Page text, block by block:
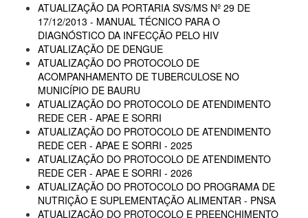
ATUALIZAÇÃO DA PORTARIA SVS/MS Nº 29 DE
17/12/2013 - MANUAL TÉCNICO PARA O
DIAGNÓSTICO DA INFECÇÃO PELO HIV
ATUALIZAÇÃO DE DENGUE
ATUALIZAÇÃO DO PROTOCOLO DE
ACOMPANHAMENTO DE TUBERCULOSE NO
MUNICÍPIO DE BAURU
ATUALIZAÇÃO DO PROTOCOLO DE ATENDIMENTO
REDE CER - APAE E SORRI
ATUALIZAÇÃO DO PROTOCOLO DE ATENDIMENTO
REDE CER - APAE E SORRI - 2025
ATUALIZAÇÃO DO PROTOCOLO DE ATENDIMENTO
REDE CER - APAE E SORRI - 2026
ATUALIZAÇÃO DO PROTOCOLO DO PROGRAMA DE
NUTRIÇÃO E SUPLEMENTAÇÃO ALIMENTAR - PNSA
ATUALIZAÇÃO DO PROTOCOLO E PREENCHIMENTO